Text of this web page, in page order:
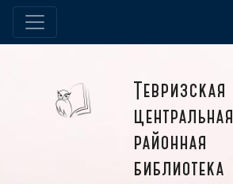
Тевризская
центральная
районная
библиотека